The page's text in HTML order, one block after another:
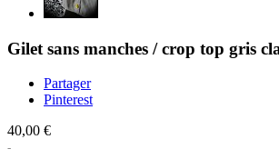
Gilet sans manches / crop top gris
Partager
Pinterest
40,00 €